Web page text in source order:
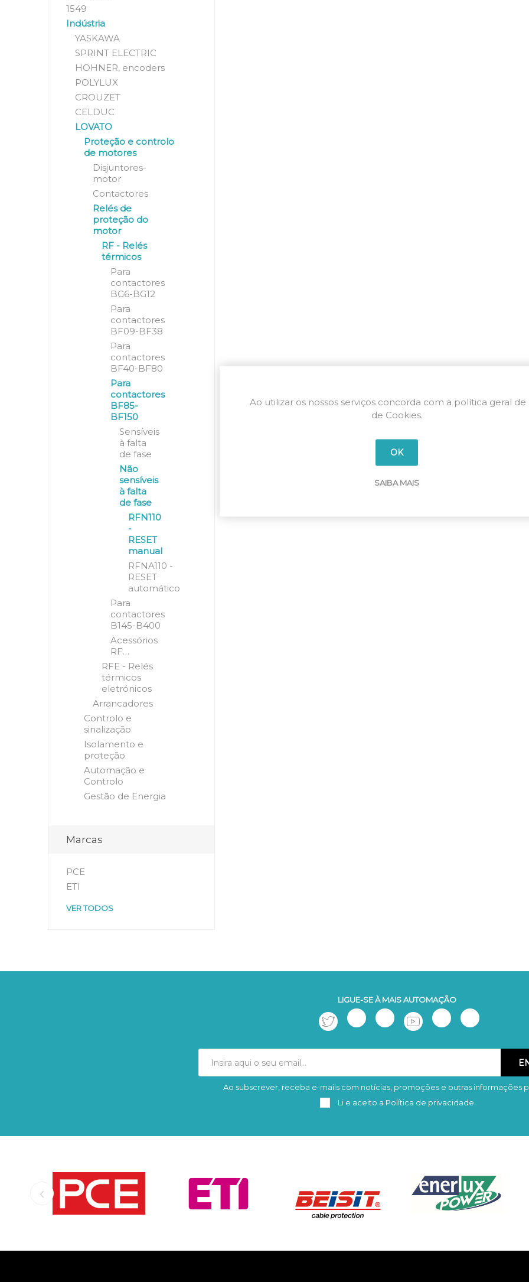
1549
Indústria
YASKAWA
SPRINT ELECTRIC
HOHNER, encoders
POLYLUX
CROUZET
CELDUC
LOVATO
Proteção e controlo
de motores
Disjuntores-
motor
Contactores
Relés de
proteção do
motor
RF - Relés
térmicos
Para
contactores
BG6-BG12
Para
contactores
BF09-BF38
Para
contactores
BF40-BF80
Para
contactores
BF85-
BF150
Sensíveis
à falta
de fase
Não
sensíveis
à falta
de fase
RFN110
-
RESET
manual
RFNA110 -
RESET
automático
Para
contactores
B145-B400
Acessórios
RF…
RFE - Relés
térmicos
eletrónicos
Arrancadores
Controlo e
sinalização
Isolamento e
proteção
Automação e
Controlo
Gestão de Energia
Marcas
PCE
ETI
VER TODOS
LIGUE-SE À MAIS AUTOMAÇÃO
Subscrever Remover
Ao subscrever, receba e-mails com notícias, promoções e outras informações
Li e aceito a Política de privacidade
Ao utilizar os nossos serviços concorda com a política geral de
de Cookies.
OK
SAIBA MAIS